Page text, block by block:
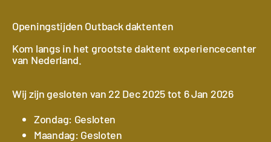
Openingstijden Outback daktenten
Kom langs in het grootste daktent experiencecenter
van Nederland.
Wij zijn gesloten van 22 Dec 2025 tot 6 Jan 2026
Zondag: Gesloten
Maandag: Gesloten